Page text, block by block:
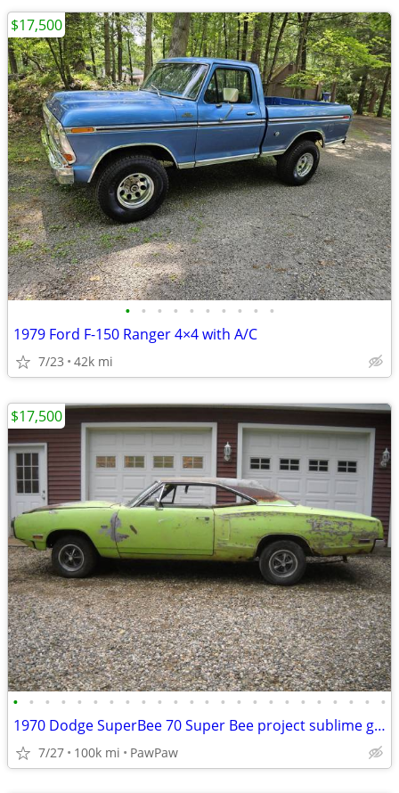
• • • • • • • • • •
1979 Ford F-150 Ranger 4×4 with A/C
7/23 42k mi
$17,500
• • • • • • • • • • • • • • • • • • • • • • • •
1970 Dodge SuperBee 70 Super Bee project sublime green 383 automatic
7/27 100k mi PawPaw
$17,500